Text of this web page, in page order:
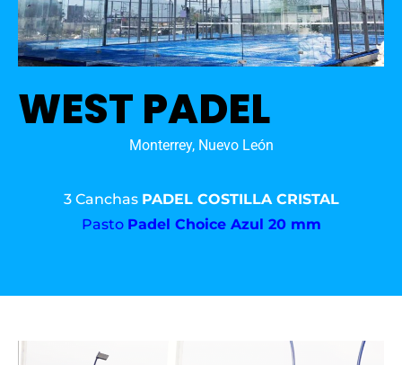
WEST PADEL
Monterrey, Nuevo León
3 Canchas PADEL COSTILLA CRISTAL
Pasto Padel Choice Azul 20 mm